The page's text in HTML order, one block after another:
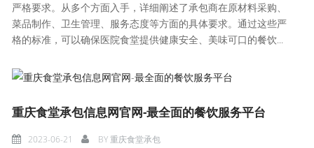
严格要求。从多个方面入手，详细阐述了承包商在原材料采购、
菜品制作、卫生管理、服务态度等方面的具体要求。通过这些严
格的标准，可以确保医院食堂提供健康安全、美味可口的餐饮...
重庆食堂承包信息网官网-最全面的餐饮服务平台
2023-06-21 BY重庆食堂承包